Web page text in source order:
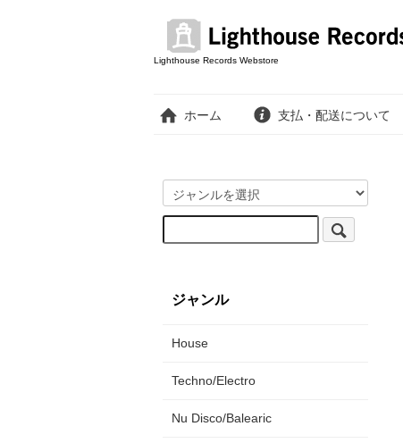
Lighthouse Records Webstore
ホーム 支払・配送について
ジャンル
House
Techno/Electro
Nu Disco/Balearic